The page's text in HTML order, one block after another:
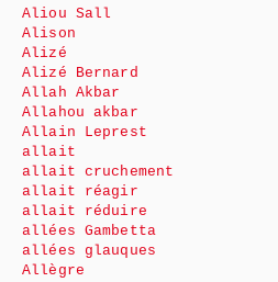
Aliou Sall
Alison
Alizé
Alizé Bernard
Allah Akbar
Allahou akbar
Allain Leprest
allait
allait cruchement
allait réagir
allait réduire
allées Gambetta
allées glauques
Allègre